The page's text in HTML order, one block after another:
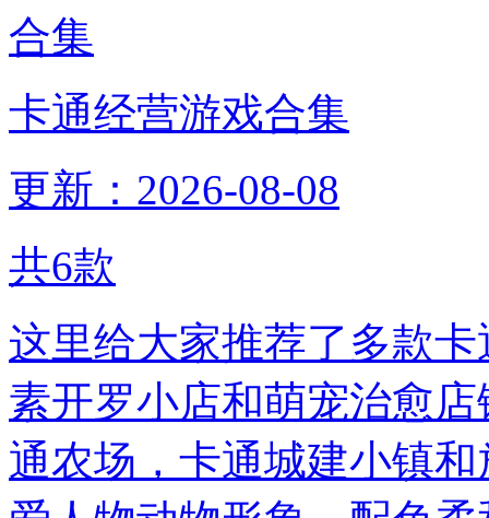
卡通经营游戏合集
更新：2026-08-08
共6款
这里给大家推荐了多款
素开罗小店和萌宠治愈
通农场，卡通城建小镇